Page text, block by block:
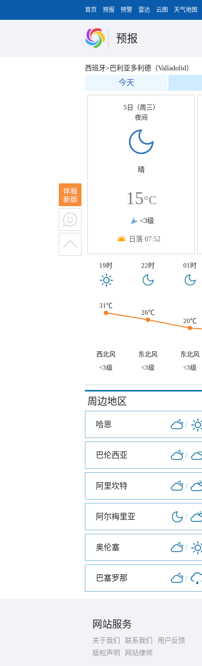
首页 预报 预警 雷达 云图 天气地图
预报
西班牙>巴利亚多利德（Valladolid）
今天
5日（周三）
夜间
晴
15°C
<3级
日落 07:52
19时 22时 01时
31℃
26℃
20℃
西北风 东北风 东北风
<3级
<3级 <3级
周边地区
哈恩 /
巴伦西亚 /
阿里坎特 /
阿尔梅里亚 /
奥伦塞 /
巴塞罗那 /
网站服务
关于我们 联系我们
用户反馈
版权声明
网站律师